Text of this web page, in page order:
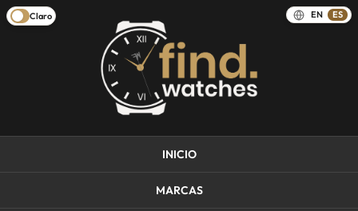
Claro EN ES
INICIO
MARCAS